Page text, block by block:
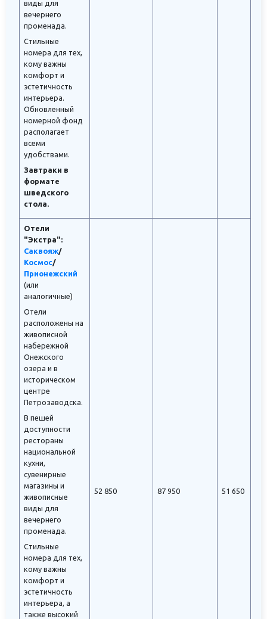
виды для
вечернего
променада.
Стильные
номера для тех,
кому важны
комфорт и
эстетичность
интерьера.
Обновленный
номерной фонд
располагает
всеми
удобствами.
Завтраки в
формате
шведского
стола.
Отели
"Экстра":
Саквояж/
Космос/
Прионежский
(или
аналогичные)
Отели
расположены на
живописной
набережной
Онежского
озера и в
историческом
центре
Петрозаводска.
В пешей
доступности
рестораны
национальной
кухни,
сувенирные
магазины и
живописные
виды для
вечернего
променада.
Стильные
номера для тех,
кому важны
комфорт и
эстетичность
интерьера, а
также высокий
52 850 87 950 51 650